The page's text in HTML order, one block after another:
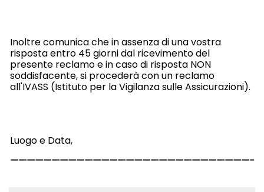
Inoltre comunica che in assenza di una vostra
risposta entro 45 giorni dal ricevimento del
presente reclamo e in caso di risposta NON
soddisfacente, si procederà con un reclamo
all'IVASS (Istituto per la Vigilanza sulle Assicurazioni).
Luogo e Data,